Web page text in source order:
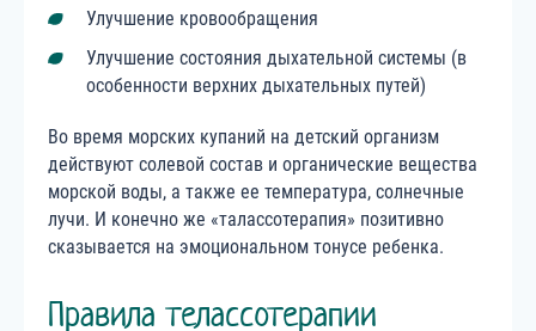
Улучшение кровообращения
Улучшение состояния дыхательной системы (в
особенности верхних дыхательных путей)
Во время морских купаний на детский организм
действуют солевой состав и органические вещества
морской воды, а также ее температура, солнечные
лучи. И конечно же «талассотерапия» позитивно
сказывается на эмоциональном тонусе ребенка.
Правила телассотерапии